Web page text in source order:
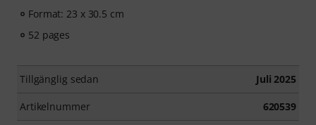
Format: 23 x 30.5 cm
52 pages
Tillgänglig sedan Juli 2025
Artikelnummer 620539